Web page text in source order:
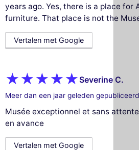
years ago. Yes, there is a place for
furniture. That place is not the
Vertalen met Google
Severine C.
Meer dan een jaar geleden gepubliceerd
Musée exceptionnel et sans
en avance
Vertalen met Google